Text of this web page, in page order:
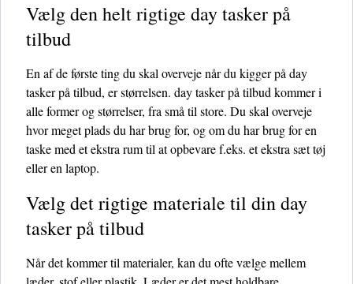
Vælg den helt rigtige day tasker på
tilbud
En af de første ting du skal overveje når du kigger på day
tasker på tilbud, er størrelsen. day tasker på tilbud kommer i
alle former og størrelser, fra små til store. Du skal overveje
hvor meget plads du har brug for, og om du har brug for en
taske med et ekstra rum til at opbevare f.eks. et ekstra sæt tøj
eller en laptop.
Vælg det rigtige materiale til din day
tasker på tilbud
Når det kommer til materialer, kan du ofte vælge mellem